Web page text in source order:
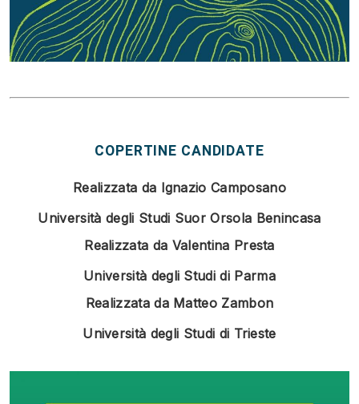
COPERTINE CANDIDATE
Realizzata da Ignazio Camposano
Università degli Studi Suor Orsola Benincasa
Realizzata da Valentina Presta
Università degli Studi di Parma
Realizzata da Matteo Zambon
Università degli Studi di Trieste